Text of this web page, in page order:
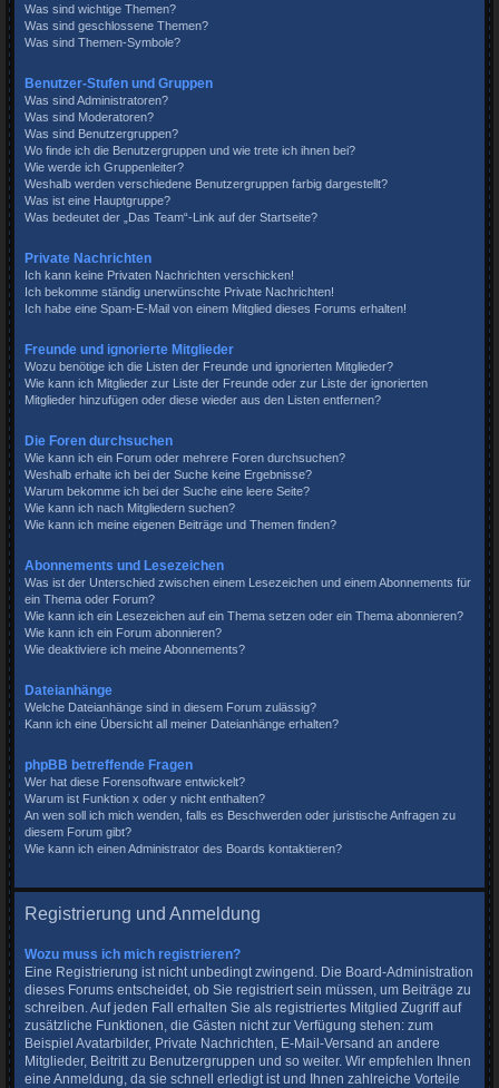
Was sind wichtige Themen?
Was sind geschlossene Themen?
Was sind Themen-Symbole?
Benutzer-Stufen und Gruppen
Was sind Administratoren?
Was sind Moderatoren?
Was sind Benutzergruppen?
Wo finde ich die Benutzergruppen und wie trete ich ihnen bei?
Wie werde ich Gruppenleiter?
Weshalb werden verschiedene Benutzergruppen farbig dargestellt?
Was ist eine Hauptgruppe?
Was bedeutet der „Das Team“-Link auf der Startseite?
Private Nachrichten
Ich kann keine Privaten Nachrichten verschicken!
Ich bekomme ständig unerwünschte Private Nachrichten!
Ich habe eine Spam-E-Mail von einem Mitglied dieses Forums erhalten!
Freunde und ignorierte Mitglieder
Wozu benötige ich die Listen der Freunde und ignorierten Mitglieder?
Wie kann ich Mitglieder zur Liste der Freunde oder zur Liste der ignorierten
Mitglieder hinzufügen oder diese wieder aus den Listen entfernen?
Die Foren durchsuchen
Wie kann ich ein Forum oder mehrere Foren durchsuchen?
Weshalb erhalte ich bei der Suche keine Ergebnisse?
Warum bekomme ich bei der Suche eine leere Seite?
Wie kann ich nach Mitgliedern suchen?
Wie kann ich meine eigenen Beiträge und Themen finden?
Abonnements und Lesezeichen
Was ist der Unterschied zwischen einem Lesezeichen und einem Abonnements für
ein Thema oder Forum?
Wie kann ich ein Lesezeichen auf ein Thema setzen oder ein Thema abonnieren?
Wie kann ich ein Forum abonnieren?
Wie deaktiviere ich meine Abonnements?
Dateianhänge
Welche Dateianhänge sind in diesem Forum zulässig?
Kann ich eine Übersicht all meiner Dateianhänge erhalten?
phpBB betreffende Fragen
Wer hat diese Forensoftware entwickelt?
Warum ist Funktion x oder y nicht enthalten?
An wen soll ich mich wenden, falls es Beschwerden oder juristische Anfragen zu
diesem Forum gibt?
Wie kann ich einen Administrator des Boards kontaktieren?
Registrierung und Anmeldung
Wozu muss ich mich registrieren?
Eine Registrierung ist nicht unbedingt zwingend. Die Board-Administration
dieses Forums entscheidet, ob Sie registriert sein müssen, um Beiträge zu
schreiben. Auf jeden Fall erhalten Sie als registriertes Mitglied Zugriff auf
zusätzliche Funktionen, die Gästen nicht zur Verfügung stehen: zum
Beispiel Avatarbilder, Private Nachrichten, E-Mail-Versand an andere
Mitglieder, Beitritt zu Benutzergruppen und so weiter. Wir empfehlen Ihnen
eine Anmeldung, da sie schnell erledigt ist und Ihnen zahlreiche Vorteile